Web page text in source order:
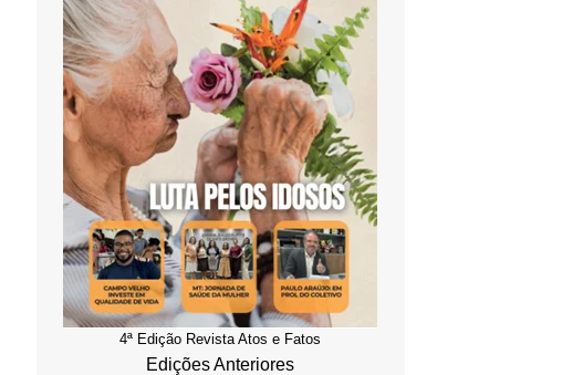
4ª Edição Revista Atos e Fatos
Edições Anteriores